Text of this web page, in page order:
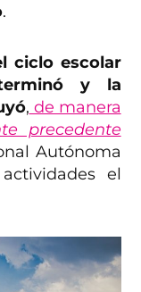
.
ciclo escolar
y la
, de manera
precedente
Autónoma
el